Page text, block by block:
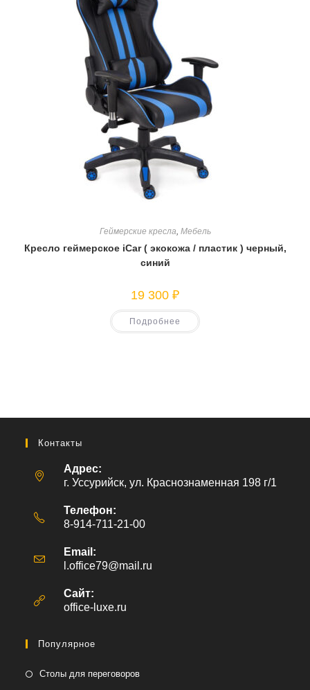
Геймерские кресла Мебель
Кресло геймерское iCar ( экокожа / пластик ) черный,
синий
19 300 ₽
Подробнее
Контакты
Адрес:
г. Уссурийск, ул. Краснознаменная 198 г/1
Телефон:
8-914-711-21-00
Email:
l.office79@mail.ru
Сайт:
office-luxe.ru
Популярное
Столы для переговоров